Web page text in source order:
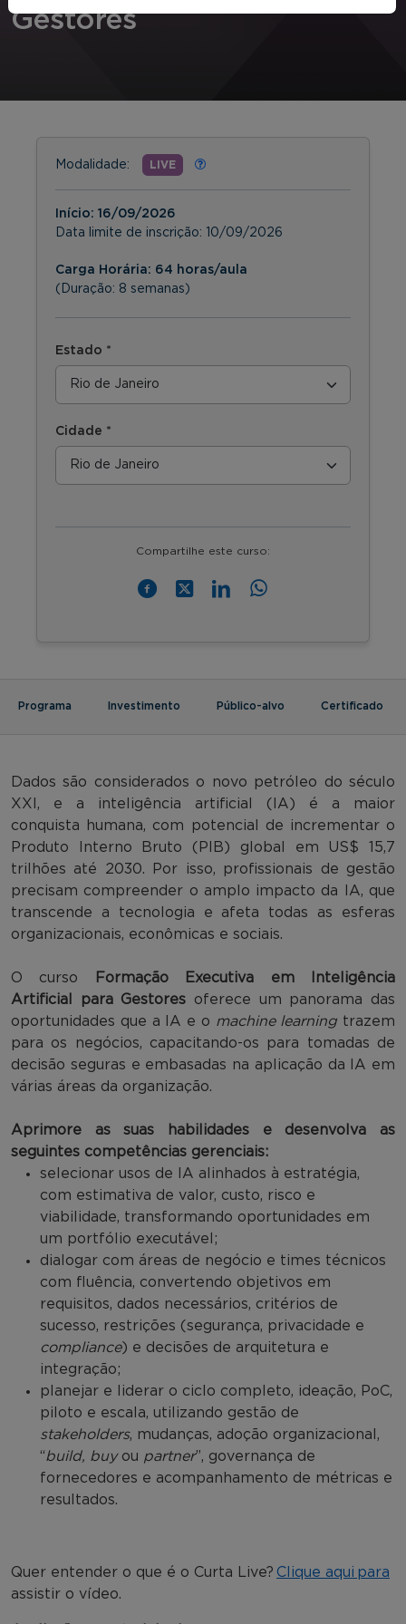
Gestores
Modalidade: LIVE
Início: 16/09/2026
Data limite de inscrição: 10/09/2026
Carga Horária: 64 horas/aula
(Duração: 8 semanas)
Estado *
Cidade *
Compartilhe este curso:
Programa Investimento Público-alvo Certificado
Dados são considerados o novo petróleo do século
XXI, e a inteligência artificial (IA) é a maior
conquista humana, com potencial de incrementar o
Produto Interno Bruto (PIB) global em US$ 15,7
trilhões até 2030. Por isso, profissionais de gestão
precisam compreender o amplo impacto da IA, que
transcende a tecnologia e afeta todas as esferas
organizacionais, econômicas e sociais.
O curso
Formação Executiva em Inteligência
Artificial para Gestores oferece um panorama das
oportunidades que a IA e o machine learning trazem
para os negócios, capacitando-os para tomadas de
decisão seguras e embasadas na aplicação da IA em
várias áreas da organização.
Aprimore as suas habilidades e desenvolva as
seguintes competências gerenciais:
selecionar usos de IA alinhados à estratégia,
com estimativa de valor, custo, risco e
viabilidade, transformando oportunidades em
um portfólio executável;
dialogar com áreas de negócio e times técnicos
com fluência, convertendo objetivos em
requisitos, dados necessários, critérios de
sucesso, restrições (segurança, privacidade e
compliance) e decisões de arquitetura e
integração;
planejar e liderar o ciclo completo, ideação, PoC,
piloto e escala, utilizando gestão de
stakeholders, mudanças, adoção organizacional,
“build, buy ou partner”, governança de
fornecedores e acompanhamento de métricas e
resultados.
Quer entender o que é o Curta Live? Clique aqui para
assistir o vídeo.